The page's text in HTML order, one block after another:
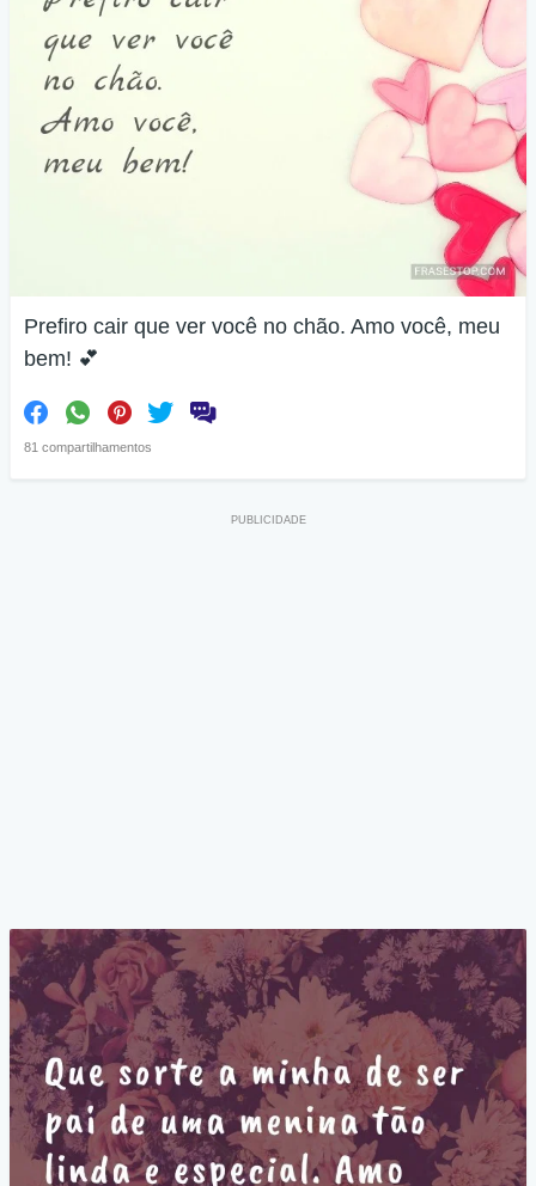
Prefiro cair que ver você no chão. Amo você, meu
bem! 💕
81 compartilhamentos